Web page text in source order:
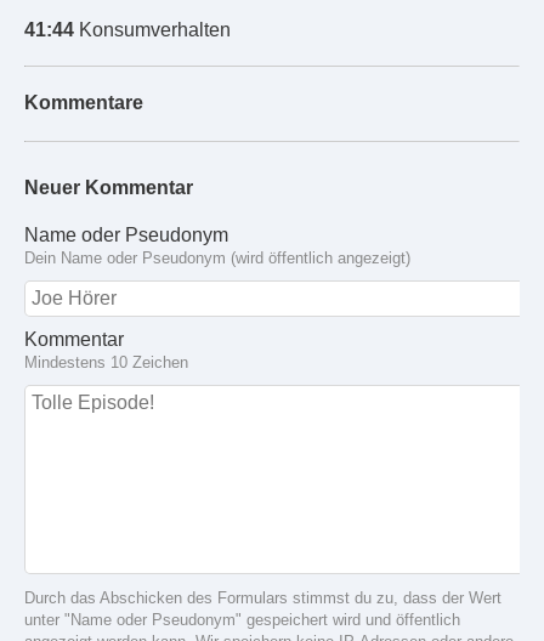
41:44 Konsumverhalten
Kommentare
Neuer Kommentar
Name oder Pseudonym
Dein Name oder Pseudonym (wird öffentlich angezeigt)
Kommentar
Mindestens 10 Zeichen
Durch das Abschicken des Formulars stimmst du zu, dass der Wert
unter "Name oder Pseudonym" gespeichert wird und öffentlich